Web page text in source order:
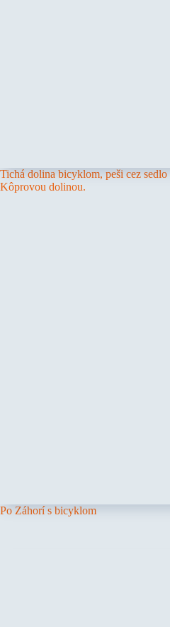
Tichá dolina bicyklom, peši cez
Kôprovou dolinou.
Po Záhorí s bicyklom